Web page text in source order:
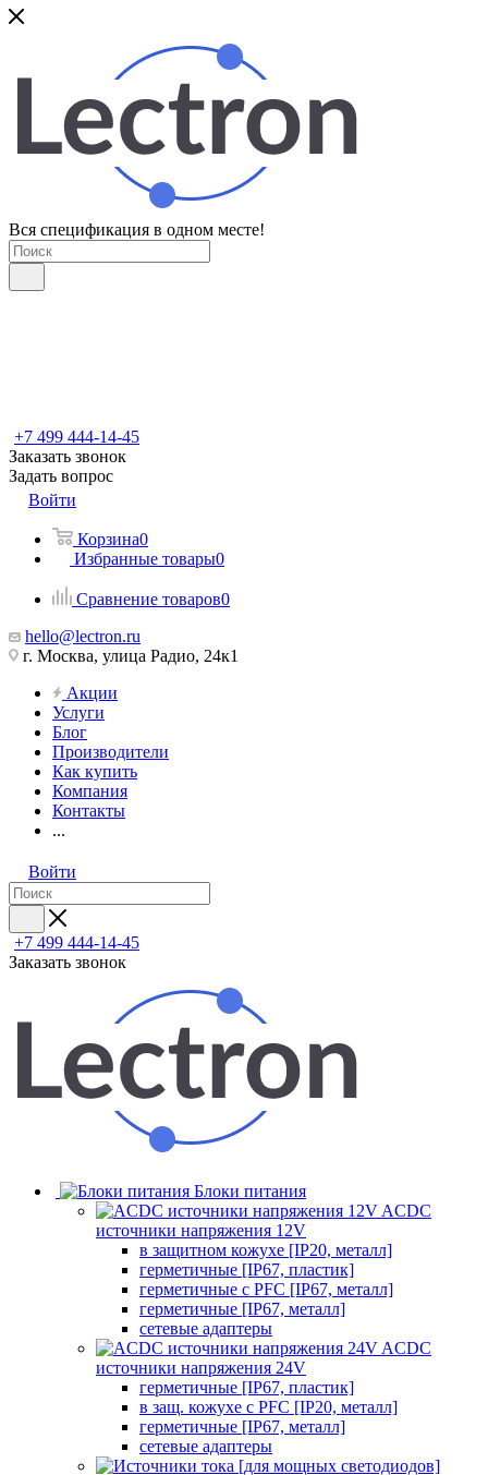
Вся спецификация в одном месте!
+7 499 444-14-45
Заказать звонок
Задать вопрос
Войти
Корзина0
Избранные товары0
Сравнение товаров0
hello@lectron.ru
г. Москва, улица Радио, 24к1
Акции
Услуги
Блог
Производители
Как купить
Компания
Контакты
...
Войти
+7 499 444-14-45
Заказать звонок
Блоки питания
ACDC
источники напряжения 12V
в защитном кожухе [IP20, металл]
герметичные [IP67, пластик]
герметичные с PFC [IP67, металл]
герметичные [IP67, металл]
сетевые адаптеры
ACDC
источники напряжения 24V
герметичные [IP67, пластик]
в защ. кожухе с PFC [IP20, металл]
герметичные [IP67, металл]
сетевые адаптеры